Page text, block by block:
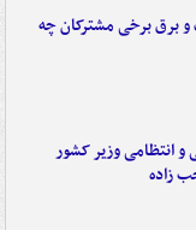
برق برخی مشترکان چه
انتظامی وزیر کشور
زاده